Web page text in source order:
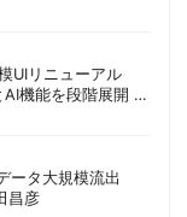
UIリニューアル
機能を段階展開 |
ータ大規模流出
昌彦